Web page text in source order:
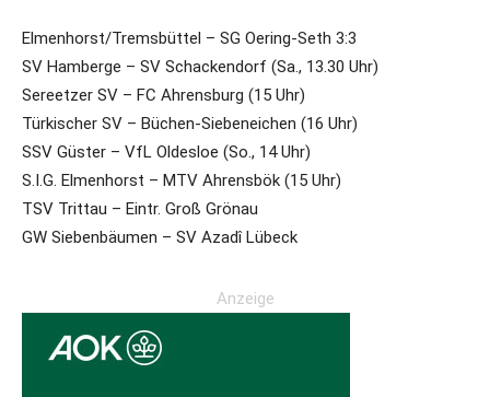
Elmenhorst/Tremsbüttel – SG Oering-Seth 3:3
SV Hamberge – SV Schackendorf (Sa., 13.30 Uhr)
Sereetzer SV – FC Ahrensburg (15 Uhr)
Türkischer SV – Büchen-Siebeneichen (16 Uhr)
SSV Güster – VfL Oldesloe (So., 14 Uhr)
S.I.G. Elmenhorst – MTV Ahrensbök (15 Uhr)
TSV Trittau – Eintr. Groß Grönau
GW Siebenbäumen – SV Azadî Lübeck
Anzeige